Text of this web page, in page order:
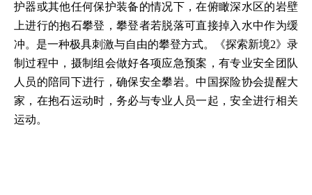
护器或其他任何保护装备的情况下，在俯瞰深水区的岩壁
上进行的抱石攀登，攀登者若脱落可直接掉入水中作为缓
冲。是一种极具刺激与自由的攀登方式。《探索新境2》录
制过程中，摄制组会做好各项应急预案，有专业安全团队
人员的陪同下进行，确保安全攀岩。中国探险协会提醒大
家，在抱石运动时，务必与专业人员一起，安全进行相关
运动。